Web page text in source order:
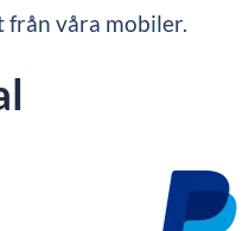
från våra mobiler.